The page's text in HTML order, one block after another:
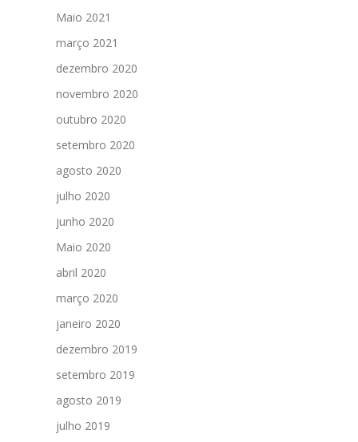
Maio 2021
março 2021
dezembro 2020
novembro 2020
outubro 2020
setembro 2020
agosto 2020
julho 2020
junho 2020
Maio 2020
abril 2020
março 2020
janeiro 2020
dezembro 2019
setembro 2019
agosto 2019
julho 2019